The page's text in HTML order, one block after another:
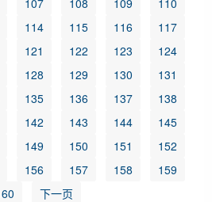
107 108 109
110
114 115 116
117
121 122 123
124
128 129 130
131
135 136 137
138
142 143 144
145
149 150 151
152
156 157 158
159
下一页